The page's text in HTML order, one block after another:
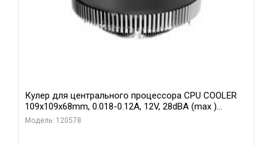
Кулер для центрального процессора CPU COOLER
109x109x68mm, 0.018-0.12A, 12V, 28dBA (max )
+/-10%
Модель: 120578